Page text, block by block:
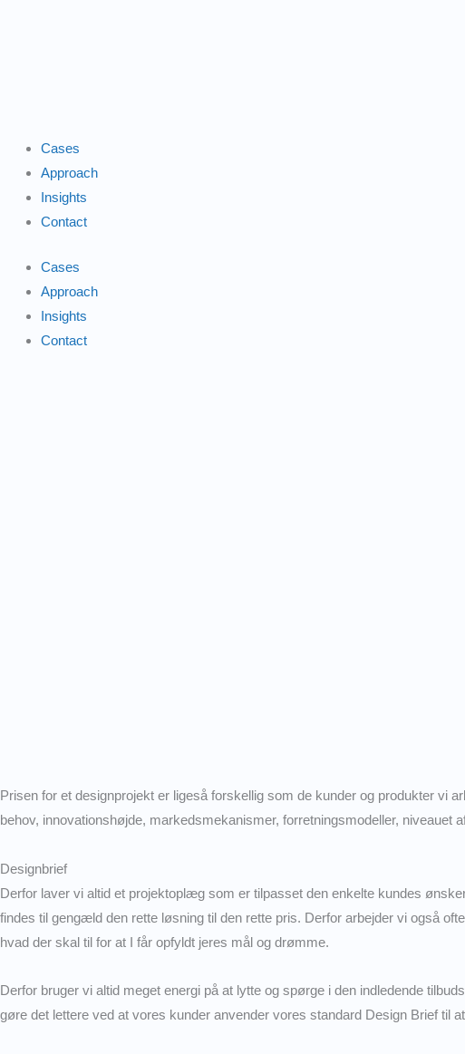
Cases
Approach
Insights
Contact
Cases
Approach
Insights
Contact
Prisen for et designprojekt er ligeså forskellig som de kunder og produkter vi
behov, innovationshøjde, markedsmekanismer, forretningsmodeller, niveauet
Designbrief
Derfor laver vi altid et projektoplæg som er tilpasset den enkelte kundes
findes til gengæld den rette løsning til den rette pris. Derfor arbejder vi også
hvad der skal til for at I får opfyldt jeres mål og drømme.
Derfor bruger vi altid meget energi på at lytte og spørge i den indledende
gøre det lettere ved at vores kunder anvender vores standard Design Brief til